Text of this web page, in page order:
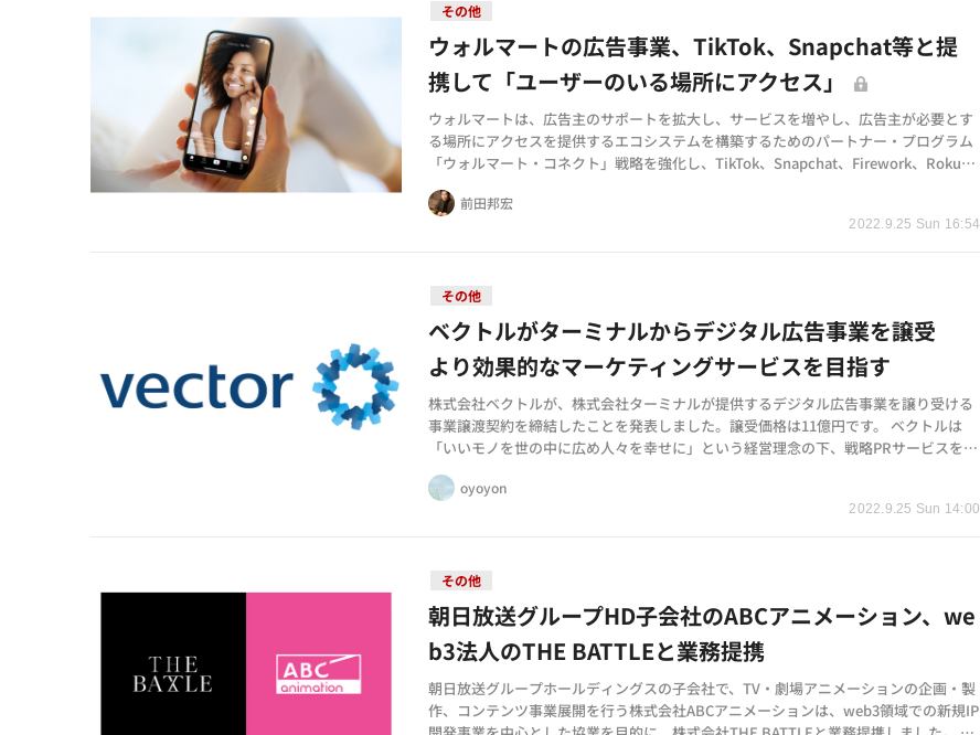
その他
2022.9.25 Sun 16:54
ウォルマートの広告事業、TikTok、Snapchat等と提
携して「ユーザーのいる場所にアクセス」
ウォルマートは、広告主のサポートを拡大し、サービスを増やし、広告主が必要とす
る場所にアクセスを提供するエコシステムを構築するためのパートナー・プログラム
「ウォルマート・コネクト」戦略を強化し、TikTok、Snapchat、Firework、Rokuな
どと提携すると発表しまし…
前田邦宏
その他
2022.9.25 Sun 14:00
ベクトルがターミナルからデジタル広告事業を譲受
より効果的なマーケティングサービスを目指す
株式会社ベクトルが、株式会社ターミナルが提供するデジタル広告事業を譲り受ける
事業譲渡契約を締結したことを発表しました。譲受価格は11億円です。 ベクトルは
「いいモノを世の中に広め人々を幸せに」という経営理念の下、戦略PRサービスを中
核とする事業を展開。こ…
oyoyon
その他
朝日放送グループHD子会社のABCアニメーション、we
b3法人のTHE BATTLEと業務提携
朝日放送グループホールディングスの子会社で、TV・劇場アニメーションの企画・製
作、コンテンツ事業展開を行う株式会社ABCアニメーションは、web3領域での新規IP